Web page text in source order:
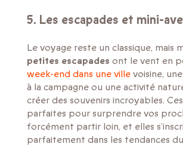
5. Les escapades et mini-
Le voyage reste un classique, mais
petites escapades ont le vent en
week-end dans une villevoisine, une
à la campagne ou une activité
créer des souvenirs incroyables.
parfaites pour surprendre vos
forcément partir loin, et elles
parfaitement dans les tendances